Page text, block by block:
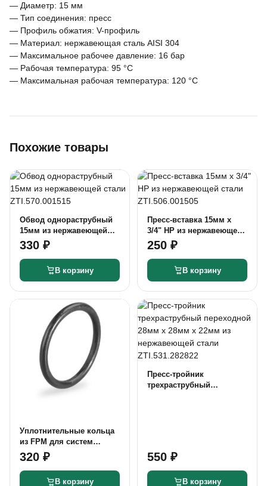
— Диаметр: 15 мм
— Тип соединения: пресс
— Профиль обжатия: V-профиль
— Материал: нержавеющая сталь AISI 304
— Максимальное рабочее давление: 16 бар
— Рабочая температура: 95 °С
— Максимальная рабочая температура: 120 °С
Похожие товары
Обвод однораструбный
15мм из нержавеющей
стали ZTI.570.001515
330 ₽
В корзину
Пресс-вставка 15мм х
3/4" НР из нержавеющей
стали ZTI.506.001505
250 ₽
В корзину
Уплотнительные кольца
из FPM для систем
трубопроводов из
нержавеющей стали
18мм (10 шт)
320 ₽
В корзину
Пресс-тройник
трехраструбный
550 ₽
В корзину